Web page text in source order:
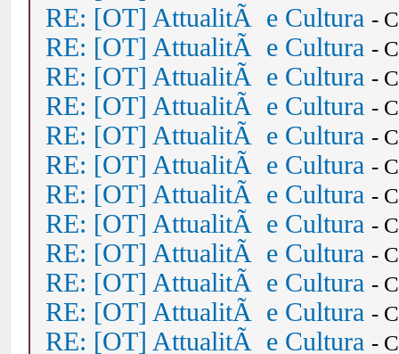
RE: [OT] AttualitÃ e Cultura -
RE: [OT] AttualitÃ e Cultura -
RE: [OT] AttualitÃ e Cultura -
RE: [OT] AttualitÃ e Cultura -
RE: [OT] AttualitÃ e Cultura -
RE: [OT] AttualitÃ e Cultura -
RE: [OT] AttualitÃ e Cultura -
RE: [OT] AttualitÃ e Cultura -
RE: [OT] AttualitÃ e Cultura -
RE: [OT] AttualitÃ e Cultura -
RE: [OT] AttualitÃ e Cultura -
RE: [OT] AttualitÃ e Cultura -